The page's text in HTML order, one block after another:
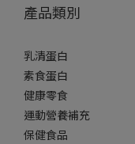
產品類別
乳清蛋白
素食蛋白
健康零食
運動營養補充
保健食品